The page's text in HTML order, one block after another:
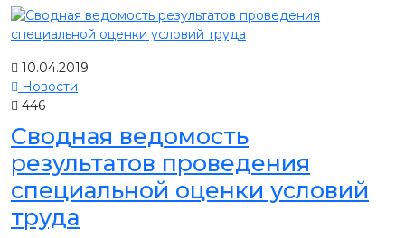
10.04.2019
Новости
446
Сводная ведомость
результатов проведения
специальной оценки условий
труда